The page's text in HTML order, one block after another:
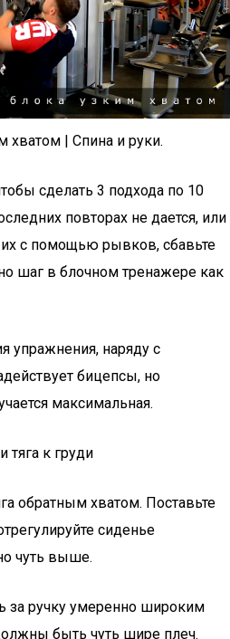
хватом | Спина и руки.
сделать 3 подхода по 10
повторах не дается, или
с помощью рывков, сбавьте
шаг в блочном тренажере как
упражнения, наряду с
бицепсы, но
максимальная.
тяга к груди
обратным хватом. Поставьте
сиденье
чуть выше.
за ручку умеренно широким
быть чуть шире плеч.